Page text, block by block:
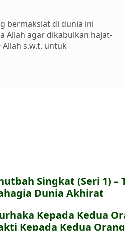
bermaksiat di dunia ini
Allah agar dikabulkan hajat-
Allah s.w.t. untuk
Singkat (Seri 1) –
Dunia Akhirat
Kepada Kedua
Kepada Kedua